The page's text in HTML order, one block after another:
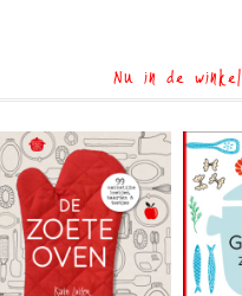
Nu in de winkel